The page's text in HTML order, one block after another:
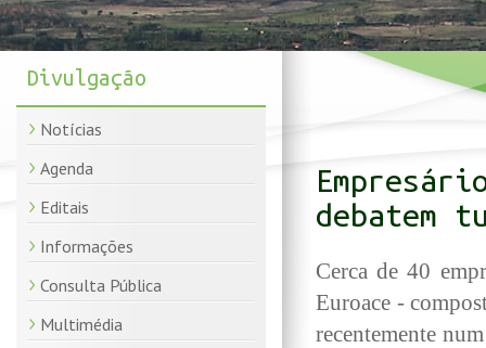
Divulgação
Notícias
Agenda
Editais
Informações
Consulta Pública
Multimédia
debatem
Cerca de 40
Euroace -
recentemente